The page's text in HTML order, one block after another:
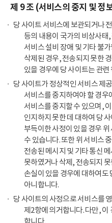
제 9 조 (서비스의 중지 및 정
당 사이트 서비스에 보관되거나
등의 내용이 국가의 비상사태
서비스 설비 장애 및 기타 불
삭제된 경우, 전송되지 못한
있을 경우에 당 사이트는 관
당 사이트가 정상적인 서비스 제
서비스를 중지하여야 할 경우
서비스를 중지할 수 있으며,
인지하지 못한 데 대하여 당
부득이한 사정이 있을 경우
수 있습니다. 또한 위 서비스
전송된 메시지 및 기타 통신
못하였거나 삭제, 전송되지
손실이 있을 경우에 대하여도
아니합니다.
당 사이트의 사정으로 서비스를
제2항에 의거합니다. 다만, 이